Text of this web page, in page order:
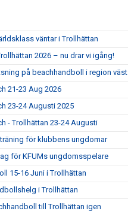
väntar i Trollhättan
2026 – nu drar vi igång!
på beachhandboll i region väst
21-23 Aug 2026
23-24 Augusti 2025
- Trollhättan 23-24 Augusti
för klubbens ungdomar
för KFUMs ungdomsspelare
15-16 Juni i Trollhättan
i Trollhättan
till Trollhättan igen